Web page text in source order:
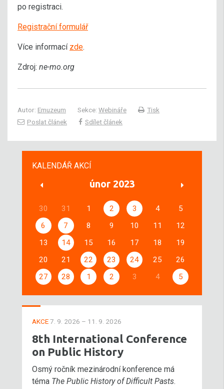
po registraci.
Registrační formulář
Více informací zde.
Zdroj: ne-mo.org
Autor: Emuzeum Sekce: Webináře
Tisk
Poslat článek
Sdílet článek
KALENDÁŘ AKCÍ
únor 2023
30 31 1 2 3 4
5
6
7 8 9 10 11
12
13
14 15 16 17 18
19
20
21 22 23 24 25
26
27
28 1 2 3 4 5
AKCE7. 9. 2026 – 11. 9. 2026
8th International Conference
on Public History
Osmý ročník mezinárodní konference má
téma The Public History of Difficult Pasts.